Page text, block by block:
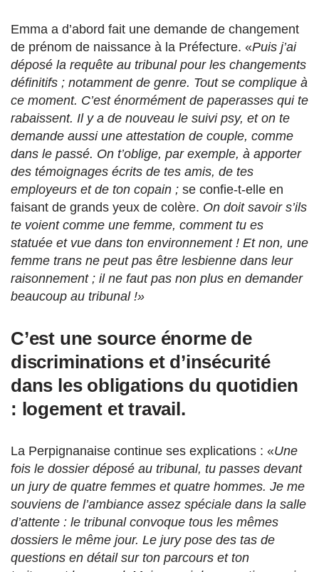
Emma a d’abord fait une demande de changement
de prénom de naissance à la Préfecture. «Puis j’ai
déposé la requête au tribunal pour les changements
définitifs ; notamment de genre. Tout se complique à
ce moment. C’est énormément de paperasses qui te
rabaissent. Il y a de nouveau le suivi psy, et on te
demande aussi une attestation de couple, comme
dans le passé. On t’oblige, par exemple, à apporter
des témoignages écrits de tes amis, de tes
employeurs et de ton copain ; se confie-t-elle en
faisant de grands yeux de colère. On doit savoir s’ils
te voient comme une femme, comment tu es
statuée et vue dans ton environnement ! Et non, une
femme trans ne peut pas être lesbienne dans leur
raisonnement ; il ne faut pas non plus en demander
beaucoup au tribunal !»
C’est une source énorme de
discriminations et d’insécurité
dans les obligations du quotidien
: logement et travail.
La Perpignanaise continue ses explications : «Une
fois le dossier déposé au tribunal, tu passes devant
un jury de quatre femmes et quatre hommes. Je me
souviens de l’ambiance assez spéciale dans la salle
d’attente : le tribunal convoque tous les mêmes
dossiers le même jour. Le jury pose des tas de
questions en détail sur ton parcours et ton